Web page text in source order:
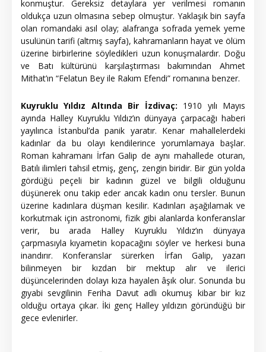
konmuştur. Gereksiz detaylara yer verilmesi romanın
oldukça uzun olmasına sebep olmuştur. Yaklaşık bin sayfa
olan romandaki asıl olay; alafranga sofrada yemek yeme
usulünün tarifi (altmış sayfa), kahramanların hayat ve ölüm
üzerine birbirlerine söyledikleri uzun konuşmalardır. Doğu
ve Batı kültürünü karşılaştırması bakımından Ahmet
Mithat’ın “Felatun Bey ile Rakım Efendi” romanına benzer.
Kuyruklu Yıldız Altında Bir İzdivaç: 1910 yılı Mayıs
ayında Halley Kuyruklu Yıldız’ın dünyaya çarpacağı haberi
yayılınca İstanbul’da panik yaratır. Kenar mahallelerdeki
kadınlar da bu olayı kendilerince yorumlamaya başlar.
Roman kahramanı İrfan Galip de aynı mahallede oturan,
Batılı ilimleri tahsil etmiş, genç, zengin biridir. Bir gün yolda
gördüğü peçeli bir kadının güzel ve bilgili olduğunu
düşünerek onu takip eder ancak kadın onu tersler. Bunun
üzerine kadınlara düşman kesilir. Kadınları aşağılamak ve
korkutmak için astronomi, fizik gibi alanlarda konferanslar
verir, bu arada Halley Kuyruklu Yıldız’ın dünyaya
çarpmasıyla kıyametin kopacağını söyler ve herkesi buna
inandırır. Konferanslar sürerken İrfan Galip, yazarı
bilinmeyen bir kızdan bir mektup alır ve ilerici
düşüncelerinden dolayı kıza hayalen âşık olur. Sonunda bu
gıyabi sevgilinin Feriha Davut adlı okumuş kibar bir kız
olduğu ortaya çıkar. İki genç Halley yıldızın göründüğü bir
gece evlenirler.